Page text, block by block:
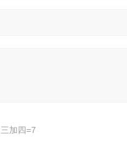
加四=7